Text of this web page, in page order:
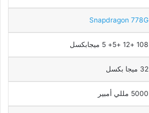
Snapdragon 778G
108 +12 +5+ 5 ميجابكسل
32 ميجا بكسل
5000 مللي أمبير